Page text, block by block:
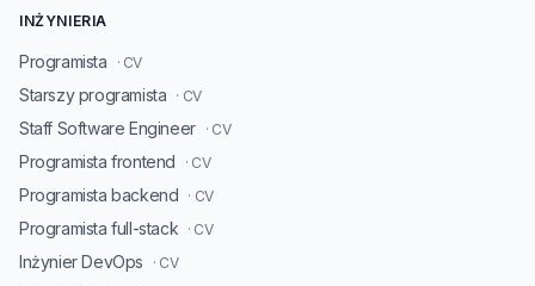
INŻYNIERIA
Programista · CV
Starszy programista · CV
Staff Software Engineer · CV
Programista frontend · CV
Programista backend · CV
Programista full-stack · CV
Inżynier DevOps · CV